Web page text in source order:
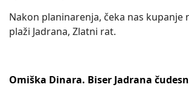
Nakon planinarenja, čeka nas kupanje
plaži Jadrana, Zlatni rat.
Omiška Dinara. Biser Jadrana